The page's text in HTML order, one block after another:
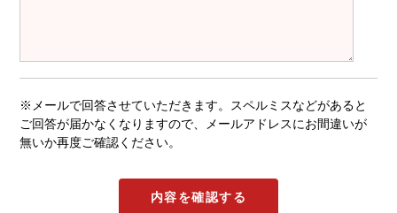
※メールで回答させていただきます。スペルミスなどがあると
ご回答が届かなくなりますので、メールアドレスにお間違いが
無いか再度ご確認ください。